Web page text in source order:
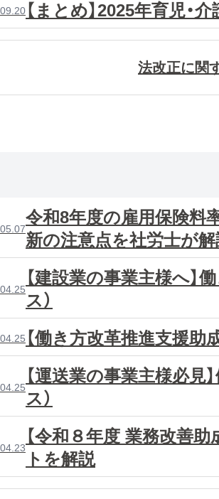
【まとめ】2025年育児・
法改正に関
令和8年度の雇用保険料
新の注意点を社労士が解
【建設業の事業主様へ】
ス）
【働き方改革推進支援助
【運送業の事業主様必見
ス）
【令和８年度 業務改善
トを解説